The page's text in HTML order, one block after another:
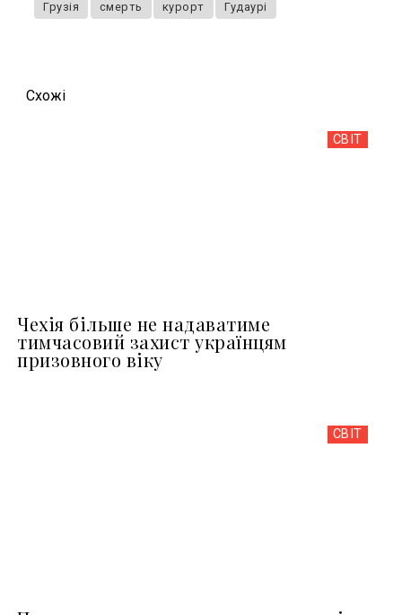
Грузія смерть курорт Гудаурі
Схожi
СВІТ
Чехія більше не надаватиме
тимчасовий захист українцям
призовного віку
СВІТ